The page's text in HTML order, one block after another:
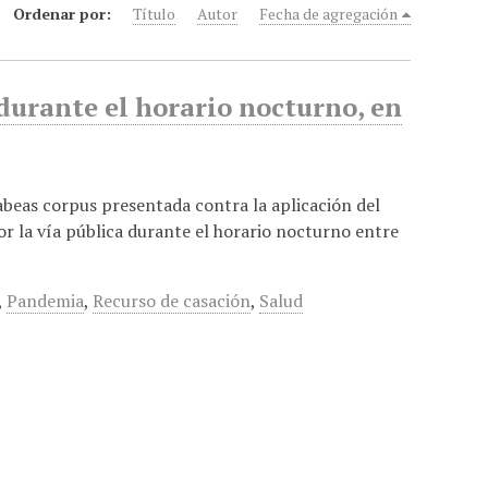
Ordenar por: Título Autor Fecha de agregación
el horario nocturno, en
corpus presentada contra la aplicación del
la vía pública durante el horario nocturno entre
Pandemia, Recurso de casación, Salud